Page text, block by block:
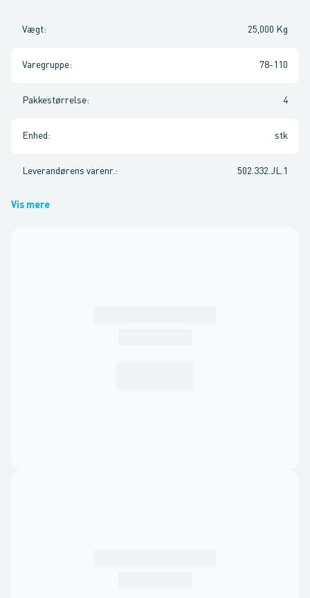
Vægt: 25,000 Kg
Varegruppe: 78-110
Pakkestørrelse: 4
Enhed : stk
Leverandørens varenr. : 502.332.JL.1
Vis mere